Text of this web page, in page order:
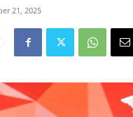
21, 2025